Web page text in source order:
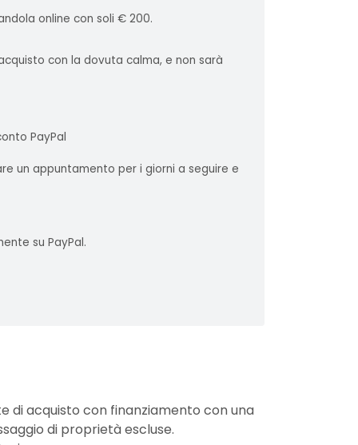
online con soli € 200.
con la dovuta calma, e non sarà
PayPal
un appuntamento per i giorni a seguire e
su PayPal.
di acquisto con finanziamento con una
di proprietà escluse.